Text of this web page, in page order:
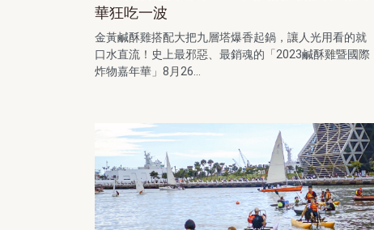
華狂吃一波
金黃鹹酥雞搭配大把九層塔爆香起鍋，讓人光用看的就
口水直流！史上最邪惡、最銷魂的「2023鹹酥雞暨國際
炸物嘉年華」8月26...